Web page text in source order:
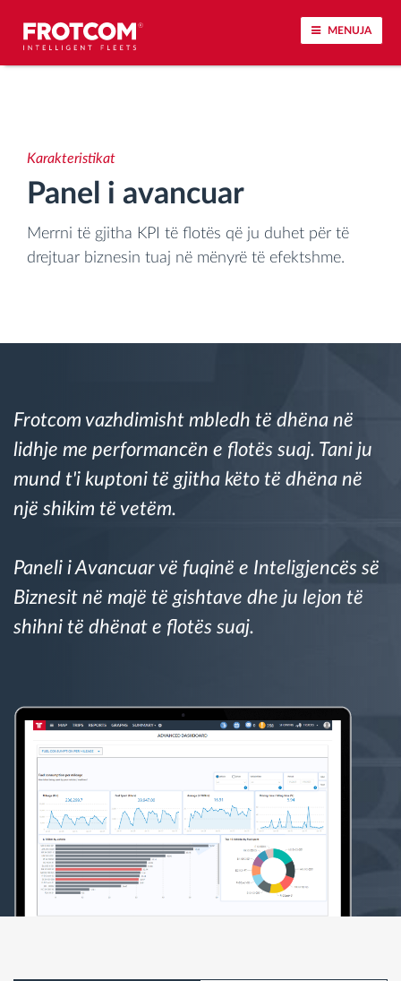
MENUJA
Monitorimi i kohës së ngasjes
Menaxhimi i karburantit
Planifikimi dhe monitorimi rrugor
Identifikim automatik i shoferëve
Zbuloni të gjitha tiparet
Llogaritësi i Kursimeve
Karakteristikat
Panel i avancuar
Merrni të gjitha KPI të flotës që ju duhet për të
drejtuar biznesin tuaj në mënyrë të efektshme.
Frotcom vazhdimisht mbledh të dhëna në
lidhje me performancën e flotës suaj. Tani ju
mund t'i kuptoni të gjitha këto të dhëna në
një shikim të vetëm.
Paneli i Avancuar vë fuqinë e Inteligjencës së
Biznesit në majë të gishtave dhe ju lejon të
shihni të dhënat e flotës suaj.